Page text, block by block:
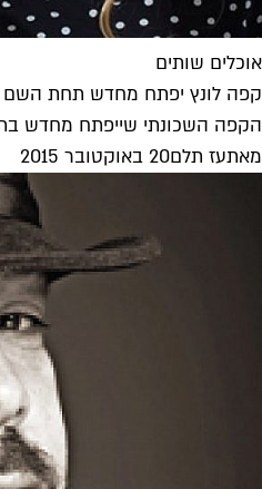
אוכלים שותים
קפה לונץ יפתח מחדש תחת השם
הקפה השכונתי שייפתח מחדש
מאתעז תלם20 באוקטובר 2015